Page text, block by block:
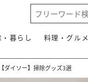
暮らし 料理・グルメ
ダイソー】掃除グッズ3選